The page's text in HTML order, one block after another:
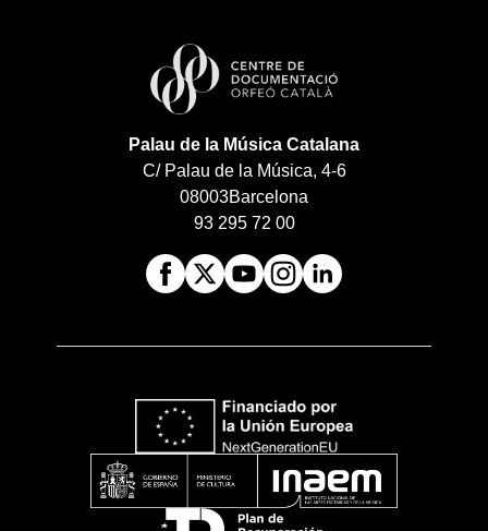
Palau de la Música Catalana
C/ Palau de la Música, 4-6
08003Barcelona
93 295 72 00